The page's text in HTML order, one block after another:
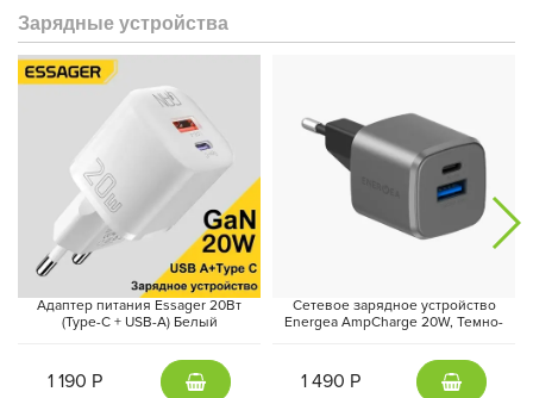
вызовом для аксессуаров. Однако ремешок ChromaCarbon
спроектирован так, чтобы справиться с любыми трудностями.
Он не боится пота, воды, растяжений и даже времени:
арамидное волокно сохраняет первоначальный внешний вид,
не тускнеет и не изнашивается со временем. Любая грязь или
капли легко очищаются — достаточно просто промыть браслет
под струей воды. Если вы живёте активной жизнью или
предъявляете высокие требования к своей технике,
ChromaCarbon — это долгосрочный партнёр, способный
выдержать всё, что вы ему предложите.
Зарядные устройства
Адаптер питания Essager 20Вт
(Type-C + USB-A) Белый
1 190 Р
Сетевое зарядное устройство
Energea AmpCharge 20W, Темно-
1 490 Р